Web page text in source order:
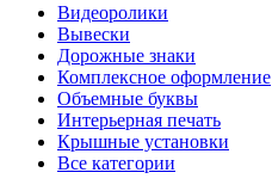
Видеоролики
Вывески
Дорожные знаки
Комплексное оформление
Объемные буквы
Интерьерная печать
Крышные установки
Все категории